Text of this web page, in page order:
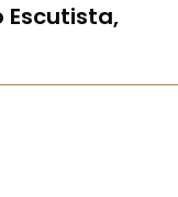
Escutista,